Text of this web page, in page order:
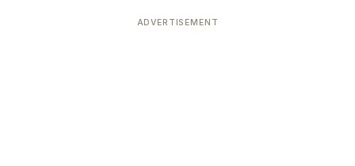
ADVERTISEMENT